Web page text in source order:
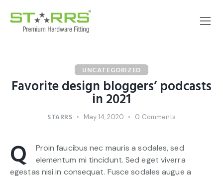
UNCATEGORIZED
Favorite design bloggers’ podcasts
in 2021
STARRS May 14, 2020 0 Comments
Q
Proin faucibus nec mauris a sodales, sed
elementum mi tincidunt. Sed eget viverra
egestas nisi in consequat. Fusce sodales augue a